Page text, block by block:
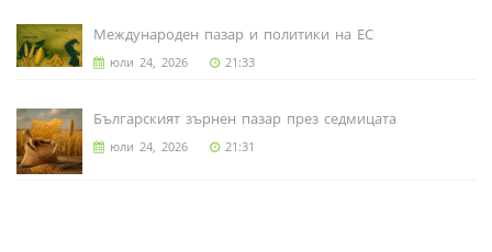
Международен пазар и политики на ЕС
юли 24, 2026 21:33
Българският зърнен пазар през седмицата
юли 24, 2026 21:31